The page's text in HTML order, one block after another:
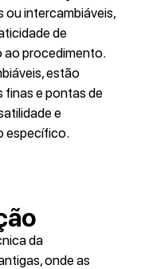
ou intercambiáveis,
de
ao procedimento.
estão
finas e pontas de
e
específico.
da
onde as